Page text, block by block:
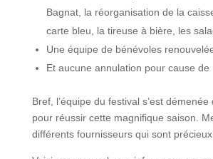
Bagnat, la réorganisation de la
carte bleu, la tireuse à bière, les
Une équipe de bénévoles
Et aucune annulation pour cause de
Bref, l’équipe du festival s’est
pour réussir cette magnifique saison.
différents fournisseurs qui sont